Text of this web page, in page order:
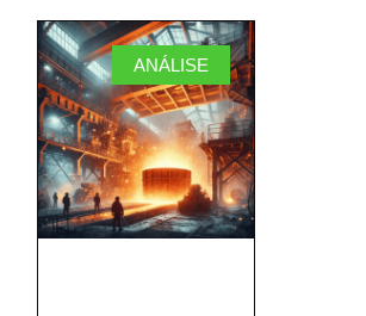
ANÁLISE